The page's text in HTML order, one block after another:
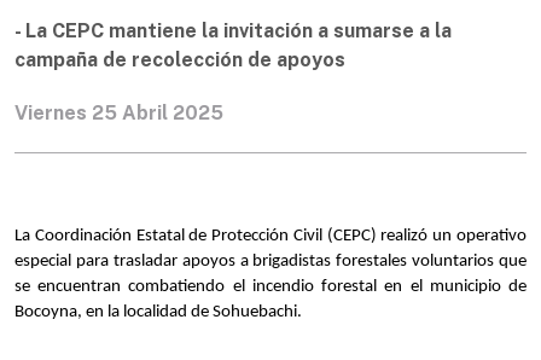
- La CEPC mantiene la invitación a sumarse a la
campaña de recolección de apoyos
Viernes 25 Abril 2025
La Coordinación Estatal de Protección Civil (CEPC) realizó un operativo
especial para trasladar apoyos a brigadistas forestales voluntarios que
se encuentran combatiendo el incendio forestal en el municipio de
Bocoyna, en la localidad de Sohuebachi.